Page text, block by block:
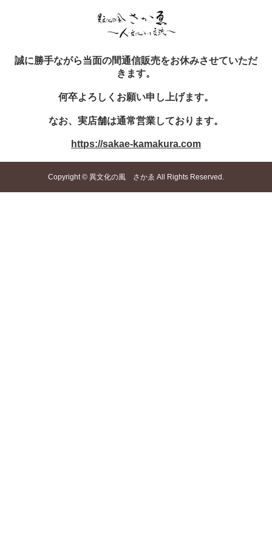
誠に勝手ながら当面の間通信販売をお休みさせていただ
きます。
何卒よろしくお願い申し上げます。
なお、実店舗は通常営業しております。
https://sakae-kamakura.com
Copyright © 異文化の風 さかゑ All Rights Reserved.